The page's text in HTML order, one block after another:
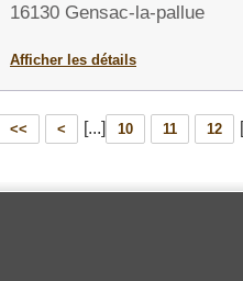
16130 Gensac-la-pallue
Afficher les détails
<< < [...] 10 11 12